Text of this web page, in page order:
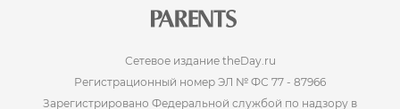
Сетевое издание theDay.ru
Регистрационный номер ЭЛ № ФС 77 - 87966
Зарегистрировано Федеральной службой по надзору в